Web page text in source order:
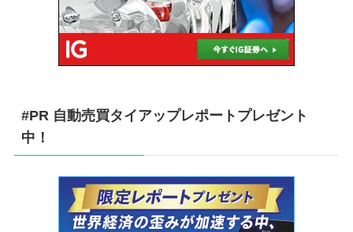
#PR 自動売買タイアップレポートプレゼント
中！